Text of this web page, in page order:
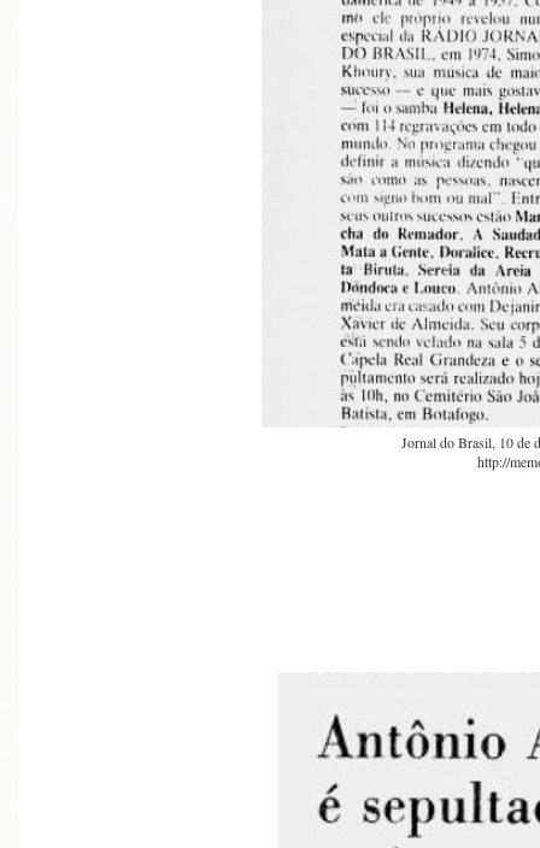
Jornal do Brasil, 10 de
http://